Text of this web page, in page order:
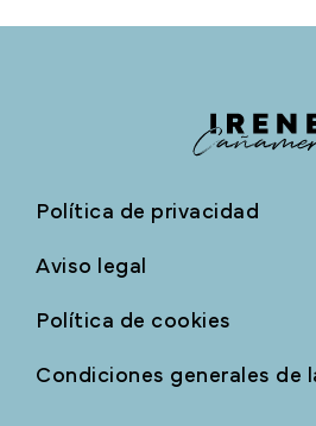
Política de privacidad
Aviso legal
Política de cookies
Condiciones generales de